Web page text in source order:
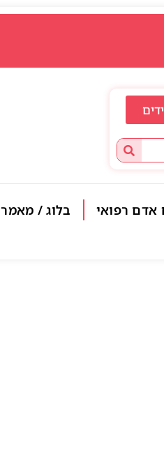
אדם רפואי
בלוג / מאמר